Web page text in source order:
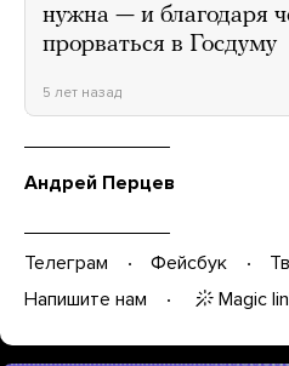
нужна — и благодаря
прорваться в Госдуму
5 лет назад
Андрей Перцев
Телеграм Фейсбук
Напишите нам
Magic